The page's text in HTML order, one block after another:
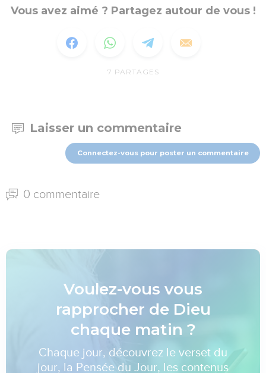
Vous avez aimé ? Partagez autour de vous !
7 PARTAGES
Laisser un commentaire
Connectez-vous pour poster un commentaire
0 commentaire
Voulez-vous vous
rapprocher de Dieu
chaque matin ?
Chaque jour, découvrez le verset du
jour, la Pensée du Jour, les contenus